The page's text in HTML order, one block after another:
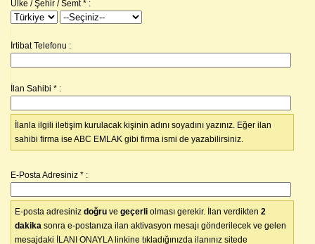
Ülke / Şehir / Semt* :
İrtibat Telefonu :
İlan Sahibi * :
İlanla ilgili iletişim kurulacak kişinin adını soyadını yazınız. Eğer ilan
sahibi firma ise ABC EMLAK gibi firma ismi de yazabilirsiniz.
E-Posta Adresiniz * :
E-posta adresiniz doğru ve geçerli olması gerekir. İlan verdikten 2
dakika sonra e-postanıza ilan aktivasyon mesajı gönderilecek ve gelen
mesajdaki İLANI ONAYLA linkine tıkladığınızda ilanınız sitede